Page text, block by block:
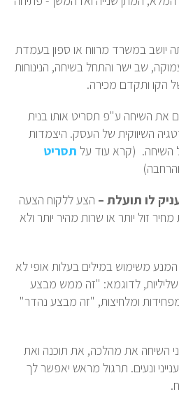
יושב במשרד מרווח או ספון בעמדת
שב ישר והתחל בשיחה, הנינוחות
הקו ותקדם מכירה.
את השיחה ע"פ תסריט אותו בנית
השיווקית של העסק. היצמדות
השיחה. (קרא עוד על תסריט
לו תועלת – הצע ללקוח הצעה
זול יותר או שרות מהיר יותר ולא
המנע משימוש במילים בעלות אופי לא
שליליות, לדוגמא: "זה ממש מבצע
מפחידות ומלחיצות, "זה מבצע נהדר"
השיחה את מהלכה, את תוכנה ואת
ונעים. תרגול מראש יאפשר לך